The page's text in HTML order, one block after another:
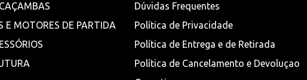
E MOTORES DE PARTIDA
Dúvidas Frequentes
Política de Privacidade
Política de Entrega e de Retirada
Política de Cancelamento e Devoluçao